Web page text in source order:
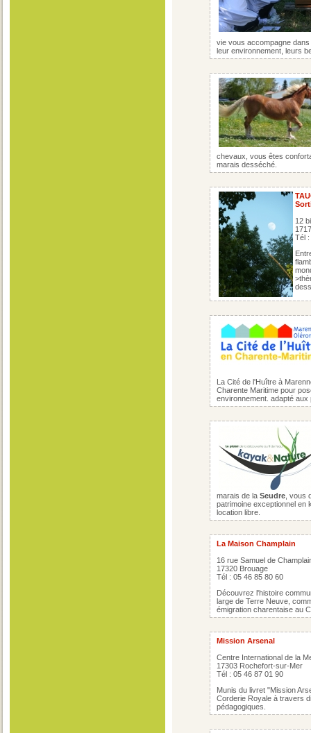
vie vous accompagne
leur environnement, leurs
chevaux, vous êtes
marais desséché.
12
Tél :
La Cité de l'Huître à
Charente Maritime pour
environnement. adapté
marais de la Seudre , vous
patrimoine exceptionnel en
location libre.
La Maison Champlain
16 rue Samuel de
17320 Brouage
Tél : 05 46 85 80 60
Découvrez l'histoire
large de Terre Neuve,
émigration charentaise au
Mission Arsenal
Centre International de la
17303 Rochefort-sur-Mer
Tél : 05 46 87 01 90
Munis du livret "Mission
Corderie Royale à travers
pédagogiques.